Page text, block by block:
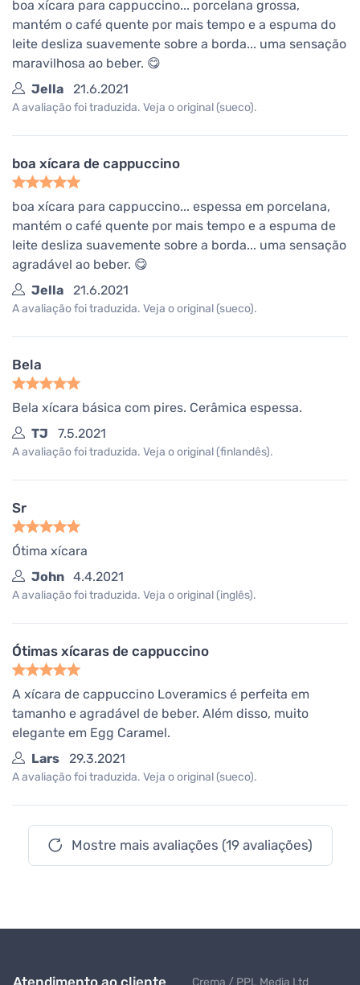
boa xícara para cappuccino... porcelana grossa,
mantém o café quente por mais tempo e a espuma do
leite desliza suavemente sobre a borda... uma sensação
maravilhosa ao beber. 😋
Jella
21.6.2021
A avaliação foi traduzida. Veja o original (sueco).
boa xícara de cappuccino
boa xícara para cappuccino... espessa em porcelana,
mantém o café quente por mais tempo e a espuma de
leite desliza suavemente sobre a borda... uma sensação
agradável ao beber. 😋
Jella
21.6.2021
A avaliação foi traduzida. Veja o original (sueco).
Bela
Bela xícara básica com pires. Cerâmica espessa.
TJ
7.5.2021
A avaliação foi traduzida. Veja o original (finlandês).
Sr
Ótima xícara
John 4.4.2021
A avaliação foi traduzida. Veja o original (inglês).
Ótimas xícaras de cappuccino
A xícara de cappuccino Loveramics é perfeita em
tamanho e agradável de beber. Além disso, muito
elegante em Egg Caramel.
Lars
29.3.2021
A avaliação foi traduzida. Veja o original (sueco).
Mostre mais avaliações (19 avaliações)
Atendimento ao cliente
Crema / PPL Media Ltd